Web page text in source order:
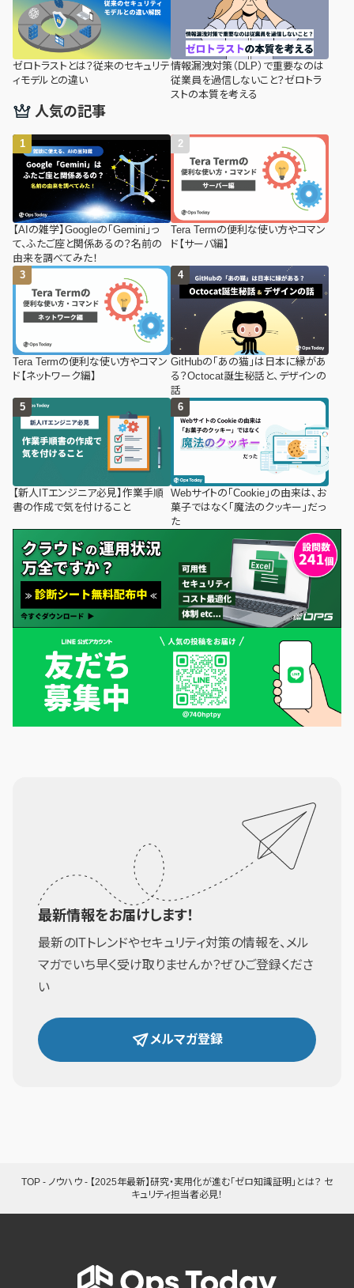
ゼロトラストとは？従来のセキュリテ
ィモデルとの違い
情報漏洩対策（DLP）で重要なのは
従業員を過信しないこと？ゼロトラ
ストの本質を考える
人気の記事
【AIの雑学】Googleの「Gemini」っ
て、ふたご座と関係あるの？名前の
由来を調べてみた！
Tera Termの便利な使い方やコマン
ド【サーバ編】
Tera Termの便利な使い方やコマン
ド【ネットワーク編】
GitHubの「あの猫」は日本に縁があ
る？Octocat誕生秘話と、デザインの
話
【新人ITエンジニア必見】作業手順
書の作成で気を付けること
Webサイトの「Cookie」の由来は、お
菓子ではなく「魔法のクッキー」だっ
た
最新情報をお届けします！
最新のITトレンドやセキュリティ対策の情報を、メル
マガでいち早く受け取りませんか？ぜひご登録くださ
い
メルマガ登録
TOP - ノウハウ - 【2025年最新】研究・実用化が進む「ゼロ知識証明」とは？ セ
キュリティ担当者必見！